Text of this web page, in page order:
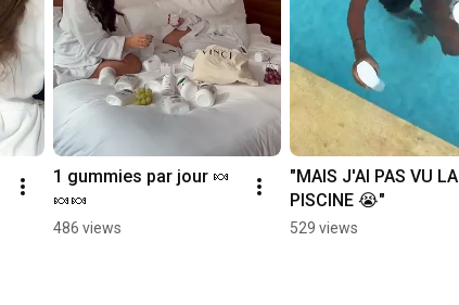
1 gummies par jour 🍬
🍬🍬
486 views
"MAIS J'AI PAS VU LA
PISCINE 😭"
529 views